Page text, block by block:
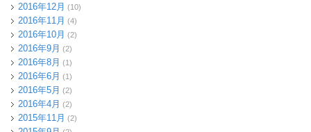
2016年12月 (10)
2016年11月 (4)
2016年10月 (2)
2016年9月 (2)
2016年8月 (1)
2016年6月 (1)
2016年5月 (2)
2016年4月 (2)
2015年11月 (2)